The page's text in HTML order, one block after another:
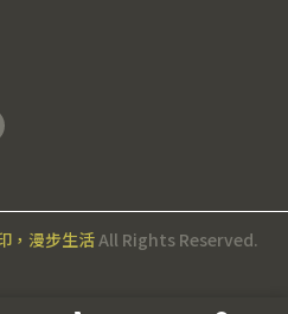
，漫步生活All Rights Reserved.